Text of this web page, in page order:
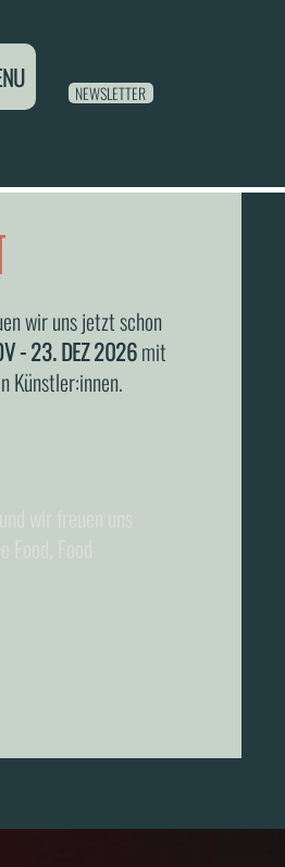
NEWSLETTER
wir uns jetzt schon
- 23. DEZ 2026mit
Künstler:innen.